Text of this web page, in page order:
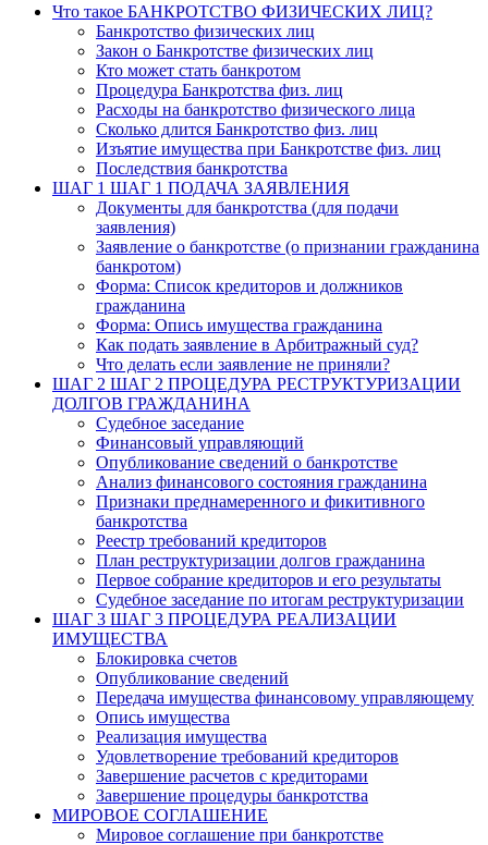
Что такое БАНКРОТСТВО ФИЗИЧЕСКИХ ЛИЦ?
Банкротство физических лиц
Закон о Банкротстве физических лиц
Кто может стать банкротом
Процедура Банкротства физ. лиц
Расходы на банкротство физического лица
Сколько длится Банкротство физ. лиц
Изъятие имущества при Банкротстве физ. лиц
Последствия банкротства
ШАГ 1 ШАГ 1 ПОДАЧА ЗАЯВЛЕНИЯ
Документы для банкротства (для подачи
заявления)
Заявление о банкротстве (о признании гражданина
банкротом)
Форма: Список кредиторов и должников
гражданина
Форма: Опись имущества гражданина
Как подать заявление в Арбитражный суд?
Что делать если заявление не приняли?
ШАГ 2 ШАГ 2 ПРОЦЕДУРА РЕСТРУКТУРИЗАЦИИ
ДОЛГОВ ГРАЖДАНИНА
Судебное заседание
Финансовый управляющий
Опубликование сведений о банкротстве
Анализ финансового состояния гражданина
Признаки преднамеренного и фикитивного
банкротства
Реестр требований кредиторов
План реструктуризации долгов гражданина
Первое собрание кредиторов и его результаты
Судебное заседание по итогам реструктуризации
ШАГ 3 ШАГ 3 ПРОЦЕДУРА РЕАЛИЗАЦИИ
ИМУЩЕСТВА
Блокировка счетов
Опубликование сведений
Передача имущества финансовому управляющему
Опись имущества
Реализация имущества
Удовлетворение требований кредиторов
Завершение расчетов с кредиторами
Завершение процедуры банкротства
МИРОВОЕ СОГЛАШЕНИЕ
Мировое соглашение при банкротстве